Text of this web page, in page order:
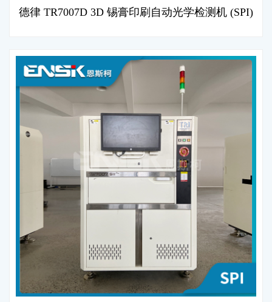
德律 TR7007D 3D 锡膏印刷自动光学检测机 (SPI)